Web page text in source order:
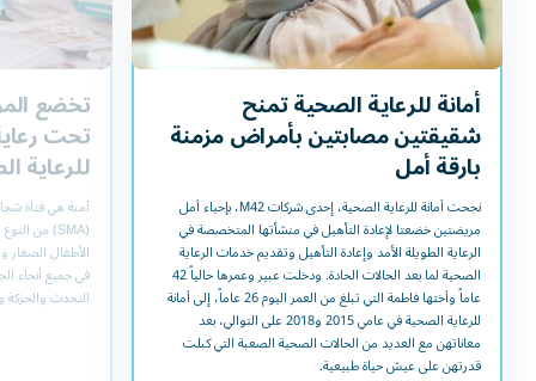
أمانة للرعاية الصحية تمنح
شقيقتين مصابتين بأمراض مزمنة
بارقة أمل
نجحت أمانة للرعاية الصحية، إحدى شركات M42، بإحياء أمل
مريضتين خضعتا لإعادة التأهيل في منشأتها المتخصصة في
الرعاية الطويلة الأمد وإعادة التأهيل وتقديم خدمات الرعاية
الصحية لما بعد الحالات الحادة. ودخلت عبير وعمرها حالياً 42
عاماً وأختها فاطمة التي تبلغ من العمر اليوم 26 عاماً، إلى أمانة
للرعاية الصحية في عامي 2015 و2018 على التوالي، بعد
معاناتهن مع العديد من الحالات الصحية الصعبة التي كبلت
قدرتهن على عيش حياة طبيعية.
تخضع
تحت
للرعاية
آمنة هي فتاة
الأطفال
في جميع أنحاء
التحدث